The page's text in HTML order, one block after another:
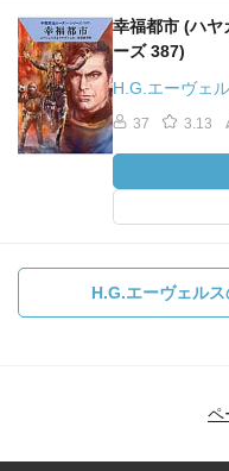
幸福都市 (ハヤ
ーズ 387)
H.G.エーヴェ
37 3.13
H.G.エーヴェル
ペ